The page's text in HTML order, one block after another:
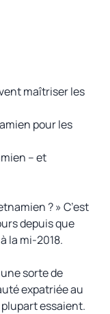
maîtriser les
pour les
– et
? » C’est
depuis que
la mi-2018.
sorte de
expatriée au
essaient.